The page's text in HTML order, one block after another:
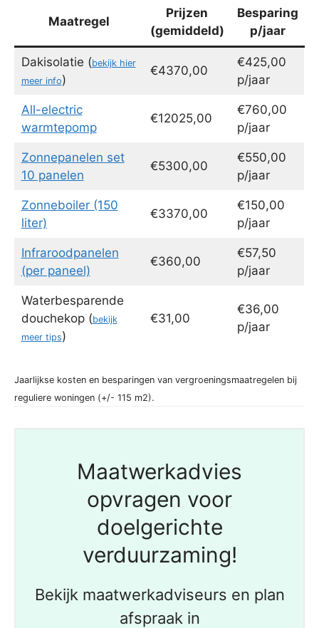
Maatregel
Prijzen
(gemiddeld)
Besparing
p/jaar
Dakisolatie (bekijk hier
meer info)
€4370,00
€425,00
p/jaar
All-electric
warmtepomp
€12025,00
€760,00
p/jaar
Zonnepanelen set
10 panelen
€5300,00
€550,00
p/jaar
Zonneboiler (150
liter)
€3370,00
€150,00
p/jaar
Infraroodpanelen
(per paneel)
€360,00
€57,50
p/jaar
Waterbesparende
douchekop (bekijk
meer tips)
€31,00
€36,00
p/jaar
Jaarlijkse kosten en besparingen van vergroeningsmaatregelen bij
reguliere woningen (+/- 115 m2).
Maatwerkadvies
opvragen voor
doelgerichte
verduurzaming!
Bekijk maatwerkadviseurs en plan
afspraak in